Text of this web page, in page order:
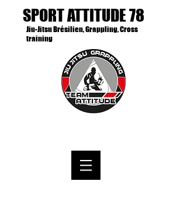
SPORT ATTITUDE 78
Jiu-Jitsu Brésilien, Grappling, Cross
training